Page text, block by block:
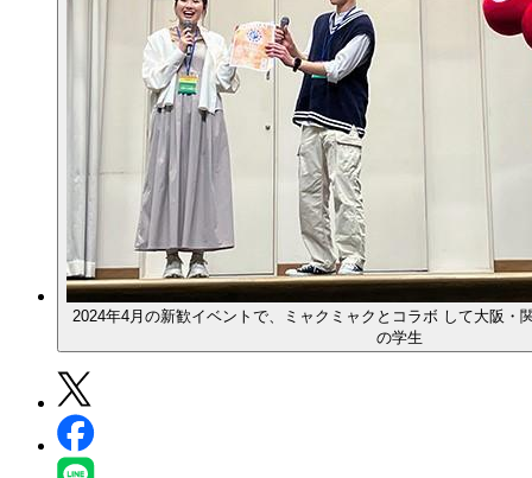
2024年4月の新歓イベントで、ミャクミャクとコラボ して大阪・
の学生